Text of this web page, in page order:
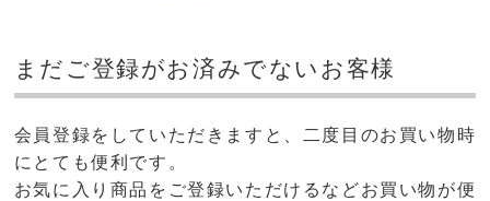
まだご登録がお済みでないお客様
会員登録をしていただきますと、二度目のお買い物時
にとても便利です。
お気に入り商品をご登録いただけるなどお買い物が便